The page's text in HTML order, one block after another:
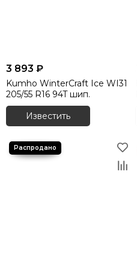
3 893 ₽
Kumho WinterCraft Ice WI31
205/55 R16 94T шип.
Известить